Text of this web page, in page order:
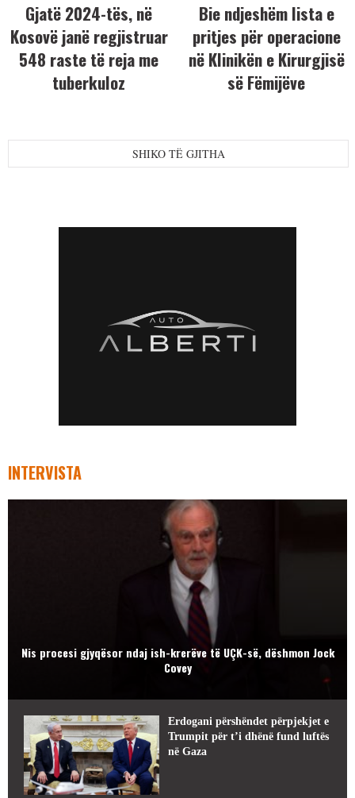
Gjatë 2024-tës, në
Kosovë janë regjistruar
548 raste të reja me
tuberkuloz
Bie ndjeshëm lista e
pritjes për operacione
në Klinikën e Kirurgjisë
së Fëmijëve
SHIKO TË GJITHA
INTERVISTA
Nis procesi gjyqësor ndaj ish-krerëve të UÇK-së, dëshmon Jock
Covey
Erdogani përshëndet përpjekjet e
Trumpit për t’i dhënë fund luftës
në Gaza